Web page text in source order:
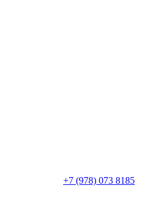
+7 (978) 073 8185